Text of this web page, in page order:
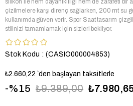
silikon ile hem dayanıklılığı hem de zarafeti
çizilmelere karşı direnç sağlarken, 200 mt su
kullanımda güven verir. Spor Saat tasarım
stilinizi tamamlamak için sizleri bekliyor.
Stok Kodu (CASIO000004853)
₺2.660,22 `den başlayan taksitlerle
15 ₺9.389,00